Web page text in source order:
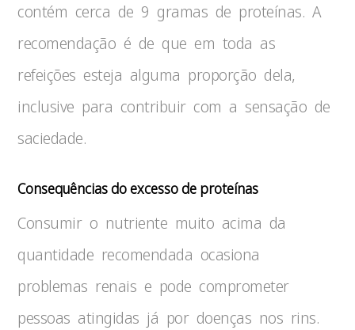
contém cerca de 9 gramas de proteínas. A
recomendação é de que em toda as
refeições esteja alguma proporção dela,
inclusive para contribuir com a sensação de
saciedade.
Consequências do excesso de proteínas
Consumir o nutriente muito acima da
quantidade recomendada ocasiona
problemas renais e pode comprometer
pessoas atingidas já por doenças nos rins.